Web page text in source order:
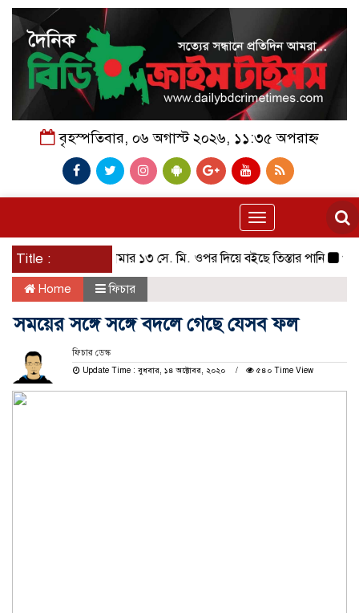
বৃহস্পতিবার, ০৬ অগাস্ট ২০২৬, ১১:৩৫ অপরাহ্ন
Toggle
navigation
Title :বিপদসীমার ১৩ সে. মি. ওপর দিয়ে বইছে তিস্তার পানি পায়ে
Home ফিচার
সময়ের সঙ্গে সঙ্গে বদলে গেছে যেসব ফল
ফিচার ডেস্ক
Update Time : বুধবার, ১৪ অক্টোবর, ২০২০
৫৪০ Time View